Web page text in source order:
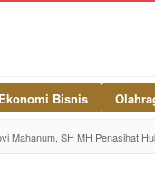
Ekonomi Bisnis
Mahanum, SH MH Penasihat